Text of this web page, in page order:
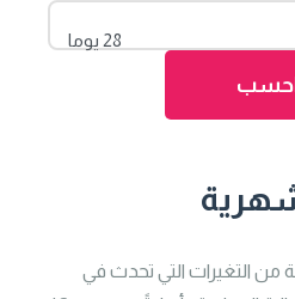
28 يوما
التغيرات التي تحدث في